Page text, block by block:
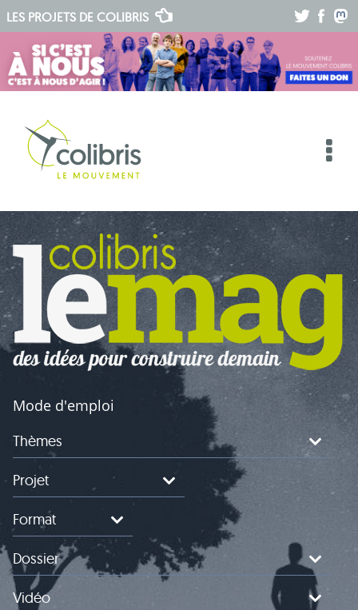
LES PROJETS DE COLIBRIS
Mode d'emploi
Thèmes
Projet
Format
Dossier
Vidéo